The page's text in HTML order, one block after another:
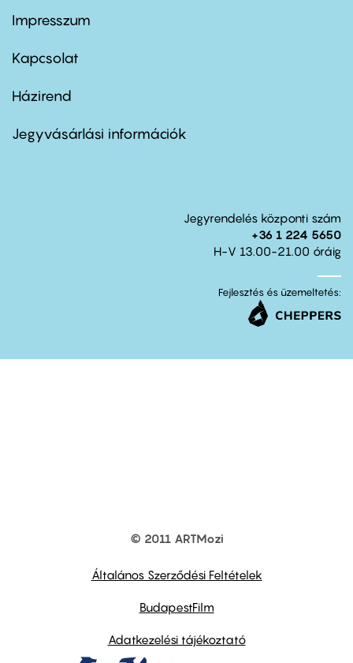
Footer
first
Impresszum
Kapcsolat
Footer
second
Házirend
Jegyvásárlási információk
Jegyrendelés központi szám
+36 1 224 5650
H-V 13.00-21.00 óráig
Fejlesztés és üzemeltetés:
© 2011 ARTMozi
Általános Szerződési Feltételek
BudapestFilm
Adatkezelési tájékoztató